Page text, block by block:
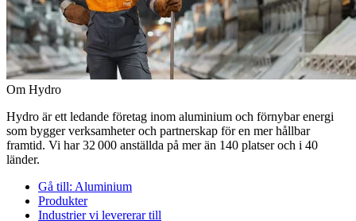
Om Hydro
Hydro är ett ledande företag inom aluminium och förnybar energi
som bygger verksamheter och partnerskap för en mer hållbar
framtid. Vi har 32 000 anställda på mer än 140 platser och i 40
länder.
Gå till: Aluminium
Produkter
Industrier vi levererar till